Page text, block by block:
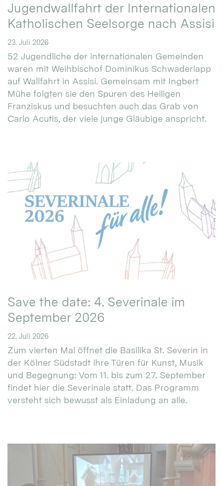
Jugendwallfahrt der Internationalen
Katholischen Seelsorge nach Assisi
23. Juli 2026
52 Jugendliche der internationalen Gemeinden
waren mit Weihbischof Dominikus Schwaderlapp
auf Wallfahrt in Assisi. Gemeinsam mit Ingbert
Mühe folgten sie den Spuren des Heiligen
Franziskus und besuchten auch das Grab von
Carlo Acutis, der viele junge Gläubige anspricht.
Save the date: 4. Severinale im
September 2026
22. Juli 2026
Zum vierten Mal öffnet die Basilika St. Severin in
der Kölner Südstadt ihre Türen für Kunst, Musik
und Begegnung: Vom 11. bis zum 27. September
findet hier die Severinale statt. Das Programm
versteht sich bewusst als Einladung an alle.